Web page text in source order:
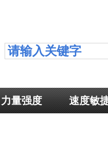
力量强度 速度敏